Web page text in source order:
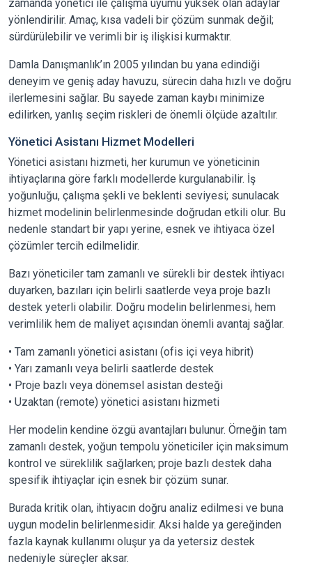
zamanda yönetici ile çalışma uyumu yüksek olan adaylar
yönlendirilir. Amaç, kısa vadeli bir çözüm sunmak değil;
sürdürülebilir ve verimli bir iş ilişkisi kurmaktır.
Damla Danışmanlık’ın 2005 yılından bu yana edindiği
deneyim ve geniş aday havuzu, sürecin daha hızlı ve doğru
ilerlemesini sağlar. Bu sayede zaman kaybı minimize
edilirken, yanlış seçim riskleri de önemli ölçüde azaltılır.
Yönetici Asistanı Hizmet Modelleri
Yönetici asistanı hizmeti, her kurumun ve yöneticinin
ihtiyaçlarına göre farklı modellerde kurgulanabilir. İş
yoğunluğu, çalışma şekli ve beklenti seviyesi; sunulacak
hizmet modelinin belirlenmesinde doğrudan etkili olur. Bu
nedenle standart bir yapı yerine, esnek ve ihtiyaca özel
çözümler tercih edilmelidir.
Bazı yöneticiler tam zamanlı ve sürekli bir destek ihtiyacı
duyarken, bazıları için belirli saatlerde veya proje bazlı
destek yeterli olabilir. Doğru modelin belirlenmesi, hem
verimlilik hem de maliyet açısından önemli avantaj sağlar.
• Tam zamanlı yönetici asistanı (ofis içi veya hibrit)
• Yarı zamanlı veya belirli saatlerde destek
• Proje bazlı veya dönemsel asistan desteği
• Uzaktan (remote) yönetici asistanı hizmeti
Her modelin kendine özgü avantajları bulunur. Örneğin tam
zamanlı destek, yoğun tempolu yöneticiler için maksimum
kontrol ve süreklilik sağlarken; proje bazlı destek daha
spesifik ihtiyaçlar için esnek bir çözüm sunar.
Burada kritik olan, ihtiyacın doğru analiz edilmesi ve buna
uygun modelin belirlenmesidir. Aksi halde ya gereğinden
fazla kaynak kullanımı oluşur ya da yetersiz destek
nedeniyle süreçler aksar.